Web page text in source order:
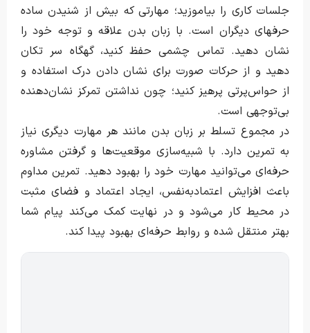
جلسات کاری را بیاموزید؛ مهارتی که بیش از شنیدن ساده
حرفهای دیگران است. با زبان بدن علاقه و توجه خود را
نشان دهید. تماس چشمی حفظ کنید، گهگاه سر تکان
دهید و از حرکات صورت برای نشان دادن درک استفاده و
از حواس‌پرتی پرهیز کنید؛ چون نداشتن تمرکز نشان‌دهنده
بی‌توجهی است.
در مجموع تسلط بر زبان بدن مانند هر مهارت دیگری نیاز
به تمرین دارد. با شبیه‌سازی موقعیت‌ها و گرفتن مشاوره
حرفه‌ای می‌توانید مهارت خود را بهبود دهید. تمرین مداوم
باعث افزایش اعتمادبه‌نفس، ایجاد اعتماد و فضای مثبت
در محیط کار می‌شود و در نهایت کمک می‌کند پیام شما
بهتر منتقل شده و روابط حرفه‌ای بهبود پیدا کند.